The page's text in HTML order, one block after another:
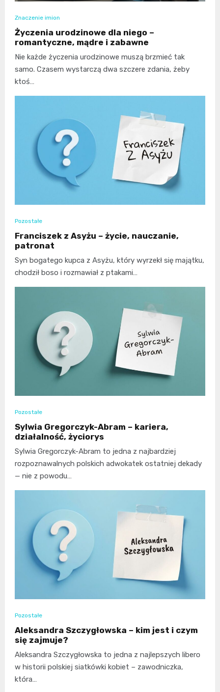
Znaczenie imion
Życzenia urodzinowe dla niego –
romantyczne, mądre i zabawne
Nie każde życzenia urodzinowe muszą brzmieć tak
samo. Czasem wystarczą dwa szczere zdania, żeby
ktoś…
Pozostałe
Franciszek z Asyżu – życie, nauczanie,
patronat
Syn bogatego kupca z Asyżu, który wyrzekł się majątku,
chodził boso i rozmawiał z ptakami…
Pozostałe
Sylwia Gregorczyk-Abram – kariera,
działalność, życiorys
Sylwia Gregorczyk-Abram to jedna z najbardziej
rozpoznawalnych polskich adwokatek ostatniej dekady
— nie z powodu…
Pozostałe
Aleksandra Szczygłowska – kim jest i czym
się zajmuje?
Aleksandra Szczygłowska to jedna z najlepszych libero
w historii polskiej siatkówki kobiet – zawodniczka,
która…